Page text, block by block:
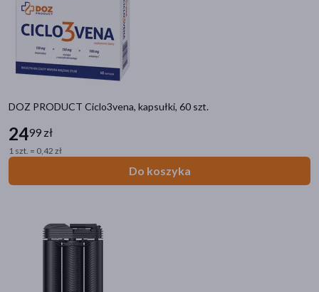
Hit
DOZ PRODUCT Ciclo3vena, kapsułki, 60 szt.
2499 zł
1 szt. = 0,42 zł
Do koszyka